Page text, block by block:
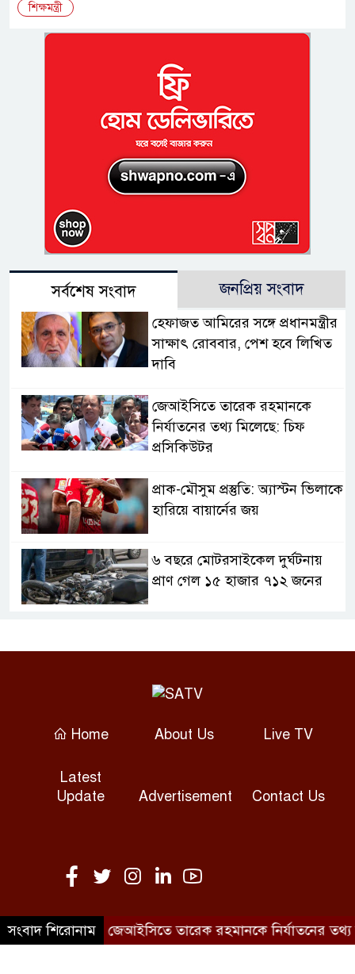
শিক্ষমন্ত্রী
সর্বশেষ সংবাদ জনপ্রিয় সংবাদ
হেফাজত আমিরের সঙ্গে প্রধানমন্ত্রীর
সাক্ষাৎ রোববার, পেশ হবে লিখিত
দাবি
জেআইসিতে তারেক রহমানকে
নির্যাতনের তথ্য মিলেছে: চিফ
প্রসিকিউটর
প্রাক-মৌসুম প্রস্তুতি: অ্যাস্টন ভিলাকে
হারিয়ে বায়ার্নের জয়
৬ বছরে মোটরসাইকেল দুর্ঘটনায়
প্রাণ গেল ১৫ হাজার ৭১২ জনের
সাবেক সেনাসদস্য হাফিজুর রহমান
রিহ্যাব-রাজউক ইন্সপেক্টর-ভবন
রাজউক চেয়ারম্যান
সেবায় প্রভাব না ফেলে: প্রধানমন্ত্রী
দেশের ওপর ১০০% শুল্কের পথে
কুমিল্লায় মোহনা টেলিভিশন অফিসে
Home About Us Live TV
Latest
Update
Advertisement Contact Us
©SATV 2026 All rights reserved
সংবাদ শিরোনাম
দাবি জেআইসিতে তারেক রহমানকে নির্যাতনের তথ্য